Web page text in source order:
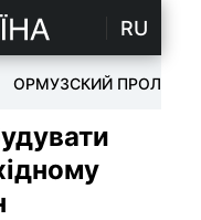
RU
ОРМУЗСКИЙ ПРОЛИВ